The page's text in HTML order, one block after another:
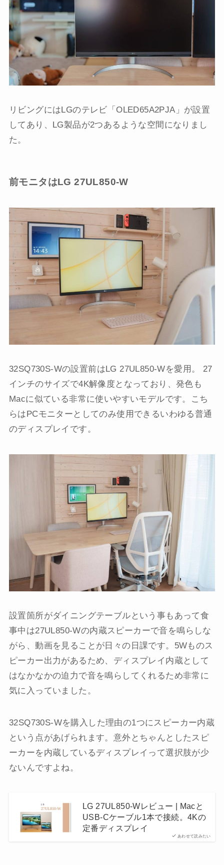
リビングにはLGのテレビ「OLED65A2PJA」が設置
してあり、LG製品が2つあるような空間になりまし
た。
前モニタはLG 27UL850-W
32SQ730S-Wの設置前はLG 27UL850-Wを愛用。 27
インチのサイズで4K解像度となっており、発色も
Macに似ている非常に使いやすいモデルです。こち
らはPCモニターとしてのみ使用できるいわゆる普通
のディスプレイです。
設置箇所がダイニングテーブルという事もあって食
事中は27UL850-Wの内蔵スピーカーで音を鳴らしな
がら、動画を見ることが日々の日課です。5Wものス
ピーカー出力があるため、ディスプレイ内蔵として
はなかなかの迫力で音を鳴らしてくれるため非常に
気に入っていました。
32SQ730S-Wを購入した理由の1つにスピーカー内蔵
という点があげられます。意外とちゃんとしたスピ
ーカーを内蔵しているディスプレイって選択肢が少
ないんですよね。
あわせて読みたい
LG 27UL850-Wレビュー | Macと
USB-Cケーブル1本で接続。4Kの
定番ディスプレイ